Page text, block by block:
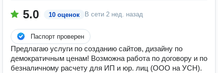
5.0 10 оценок В сети 2 нед. назад
Паспорт проверен
Предлагаю услуги по созданию сайтов, дизайну по
демократичным ценам! Возможна работа по договору и по
безналичному расчету для ИП и юр. лиц (ООО на УСН).